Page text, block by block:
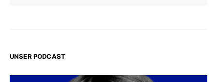
UNSER PODCAST